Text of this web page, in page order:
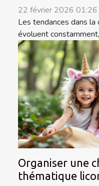
22 février 2026 01:26
Les tendances dans
évoluent
Organiser une
thématique